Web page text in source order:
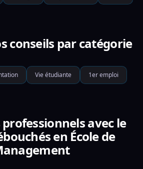
conseils par catégorie
Vie étudiante 1er emploi
avec le
en École de